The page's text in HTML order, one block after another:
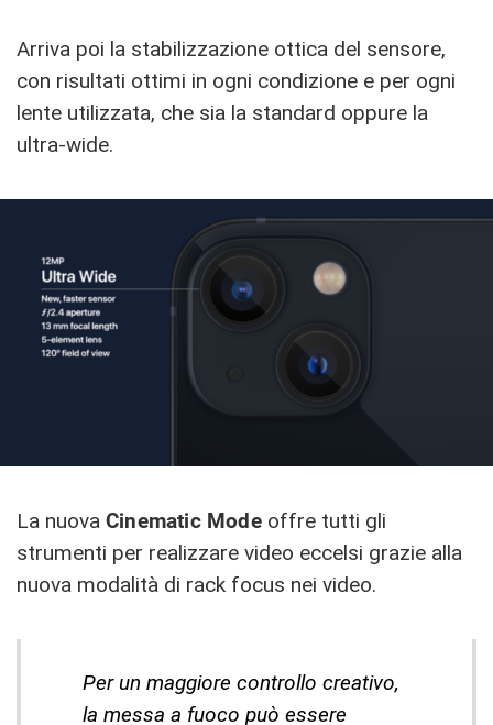
Arriva poi la stabilizzazione ottica del sensore,
con risultati ottimi in ogni condizione e per ogni
lente utilizzata, che sia la standard oppure la
ultra-wide.
La nuova Cinematic Modeoffre tutti gli
strumenti per realizzare video eccelsi grazie alla
nuova modalità di rack focus nei video.
Per un maggiore controllo creativo,
la messa a fuoco può essere